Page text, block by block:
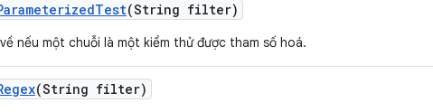
Test(String filter)
nếu một chuỗi là một kiểm thử được tham số hoá.
(String filter)